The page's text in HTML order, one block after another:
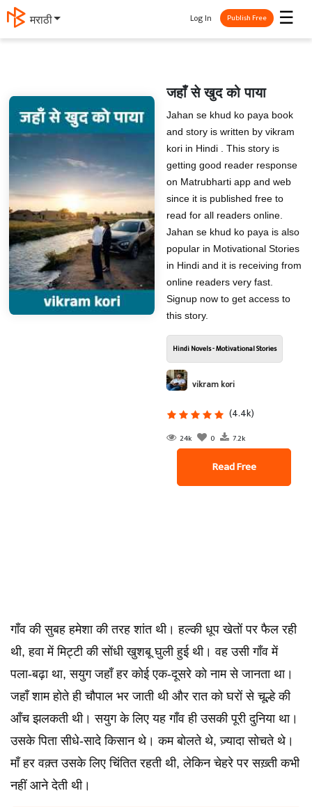
मराठी ☰
Log In Publish Free
जहाँ से खुद को पाया
Jahan se khud ko paya book
and story is written by vikram
kori in Hindi . This story is
getting good reader response
on Matrubharti app and web
since it is published free to
read for all readers online.
Jahan se khud ko paya is also
popular in Motivational Stories
in Hindi and it is receiving from
online readers very fast.
Signup now to get access to
this story.
Hindi Novels - Motivational Stories
vikram kori
(4.4k)
24k 0 7.2k
Read Free
गाँव की सुबह हमेशा की तरह शांत थी। हल्की धूप खेतों पर फैल रही
थी, हवा में मिट्टी की सोंधी खुशबू घुली हुई थी। वह उसी गाँव में
पला-बढ़ा था, सयुग जहाँ हर कोई एक-दूसरे को नाम से जानता था।
‎जहाँ शाम होते ही चौपाल भर जाती थी और रात को घरों से चूल्हे की
आँच झलकती थी। सयुग के लिए यह गाँव ही उसकी पूरी दुनिया था। ‎
‎उसके पिता सीधे-सादे किसान थे। कम बोलते थे, ज़्यादा सोचते थे।
माँ हर वक़्त उसके लिए चिंतित रहती थी, लेकिन चेहरे पर सख़्ती कभी
नहीं आने देती थी।